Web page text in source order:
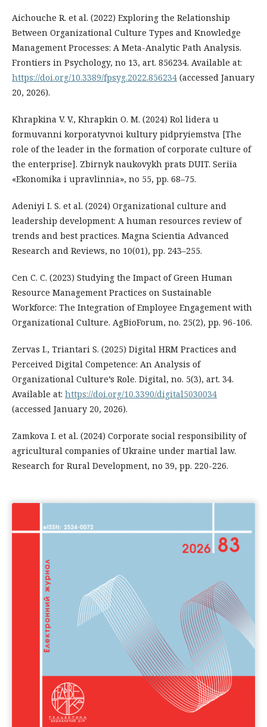
Aichouche R. et al. (2022) Exploring the Relationship
Between Organizational Culture Types and Knowledge
Management Processes: A Meta-Analytic Path Analysis.
Frontiers in Psychology, no 13, art. 856234. Available at:
https://doi.org/10.3389/fpsyg.2022.856234 (accessed January
20, 2026).
Khrapkina V. V., Khrapkin O. M. (2024) Rol lidera u
formuvanni korporatyvnoi kultury pidpryiemstva [The
role of the leader in the formation of corporate culture of
the enterprise]. Zbirnyk naukovykh prats DUІT. Seriia
«Ekonomika i upravlinnia», no 55, pp. 68–75.
Adeniyi I. S. et al. (2024) Organizational culture and
leadership development: A human resources review of
trends and best practices. Magna Scientia Advanced
Research and Reviews, no 10(01), pp. 243–255.
Cen C. C. (2023) Studying the Impact of Green Human
Resource Management Practices on Sustainable
Workforce: The Integration of Employee Engagement with
Organizational Culture. AgBioForum, no. 25(2), pp. 96-106.
Zervas I., Triantari S. (2025) Digital HRM Practices and
Perceived Digital Competence: An Analysis of
Organizational Culture’s Role. Digital, no. 5(3), art. 34.
Available at: https://doi.org/10.3390/digital5030034
(accessed January 20, 2026).
Zamkova I. et al. (2024) Corporate social responsibility of
agricultural companies of Ukraine under martial law.
Research for Rural Development, no 39, pp. 220-226.